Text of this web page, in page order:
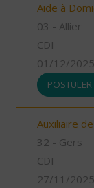
Aide à
03 - Allier
CDI
01/12/2025
POSTULER
Auxiliaire
32 - Gers
CDI
27/11/2025